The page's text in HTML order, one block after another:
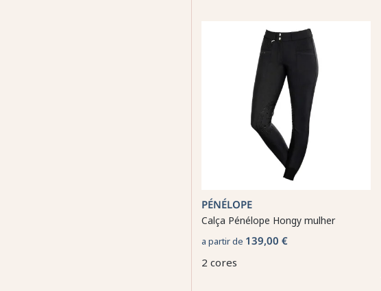
PÉNÉLOPE
Calça Pénélope Hongy mulher
a partir de 139,00 €
2 cores